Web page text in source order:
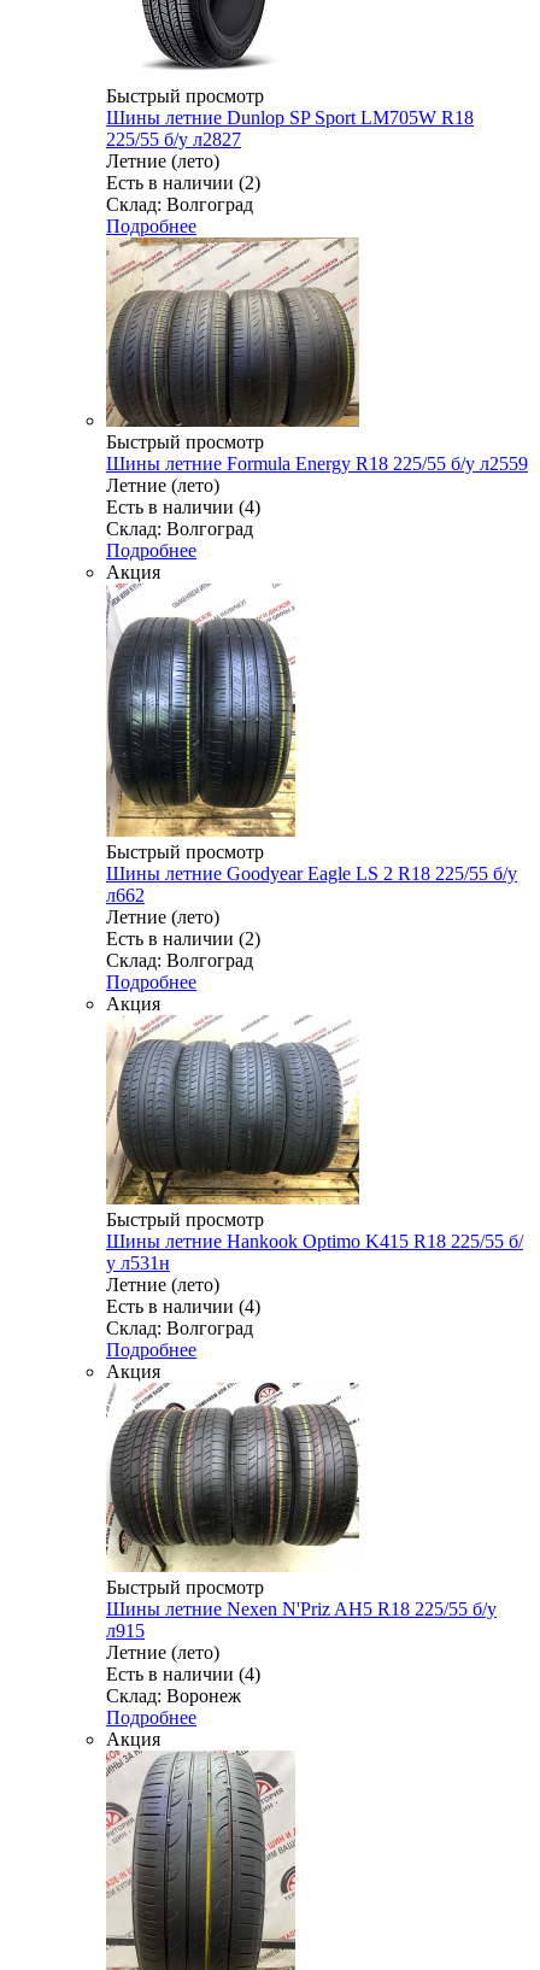
Быстрый просмотр
Шины летние Dunlop SP Sport LM705W R18
225/55 б/у л2827
Летние (лето)
Есть в наличии (2)
Склад: Волгоград
Подробнее
Быстрый просмотр
Шины летние Formula Energy R18 225/55 б/у л2559
Летние (лето)
Есть в наличии (4)
Склад: Волгоград
Подробнее
Акция
Быстрый просмотр
Шины летние Goodyear Eagle LS 2 R18 225/55 б/у
л662
Летние (лето)
Есть в наличии (2)
Склад: Волгоград
Подробнее
Акция
Быстрый просмотр
Шины летние Hankook Optimo K415 R18 225/55 б/
у л531н
Летние (лето)
Есть в наличии (4)
Склад: Волгоград
Подробнее
Акция
Быстрый просмотр
Шины летние Nexen N'Priz AH5 R18 225/55 б/у
л915
Летние (лето)
Есть в наличии (4)
Склад: Воронеж
Подробнее
Акция